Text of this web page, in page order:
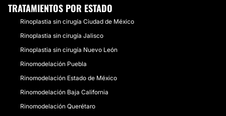
TRATAMIENTOS POR ESTADO
Rinoplastia sin cirugía Ciudad de México
Rinoplastia sin cirugía Jalisco
Rinoplastia sin cirugía Nuevo León
Rinomodelación Puebla
Rinomodelación Estado de México
Rinomodelación Baja California
Rinomodelación Querétaro